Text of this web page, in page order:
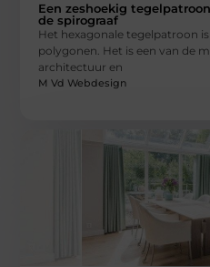
Een zeshoekig
de spirograaf
Het hexagonale tegelpatroon
polygonen. Het is een van de
architectuur en
M Vd Webdesign